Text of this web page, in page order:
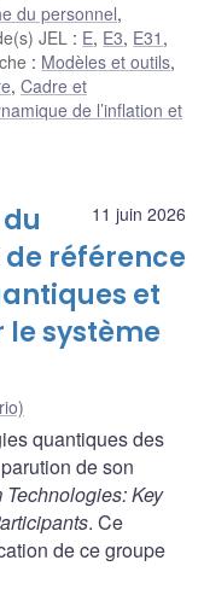
du personnel,
JEL : E, E3, E31 ,
: Modèles et outils,
, Cadre et
de l’inflation et
11 juin 2026
référence
et
système
quantiques des
de son
Key
. Ce
de ce groupe